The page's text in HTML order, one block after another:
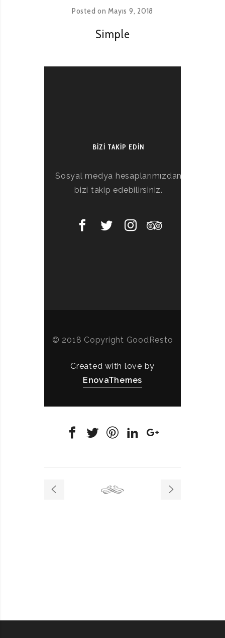
Posted onMayıs 9, 2018
Simple
BIZI TAKIP EDIN
Sosyal medya hesaplarımızdan
bizi takip edebilirsiniz.
© 2018 Copyright GoodResto
Created with love by
EnovaThemes